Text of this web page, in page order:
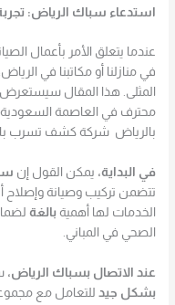
استدعاء سباك الرياض:
عندما يتعلق الأمر بأعمال
في منازلنا أو مكاتبنا في
المثلى. هذا المقال
محترف في العاصمة
بالرياض شركة كشف تسرب
في البداية، يمكن القول إن
تتضمن تركيب وصيانة وإصلاح
الخدمات لها أهمية بالغة
الصحي في المباني.
عند الاتصال بسباك الرياض،
بشكل جيد للتعامل مع